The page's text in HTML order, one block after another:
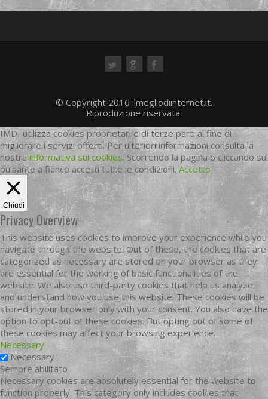
© Copyright 2016 ilmegliodiinternet.it.
Riproduzione riservata.
IMDI utilizza cookies proprietari e di terze parti al fine di
migliorare i servizi offerti. Per ulteriori informazioni consulta la
nostrainformativa sui cookies. Scorrendo la pagina o cliccando sul
pulsante a fianco accetti tutte le condizioni. Accetto
Chiudi
Privacy Overview
This website uses cookies to improve your experience while you
navigate through the website. Out of these, the cookies that are
categorized as necessary are stored on your browser as they
are essential for the working of basic functionalities of the
website. We also use third-party cookies that help us analyze
and understand how you use this website. These cookies will be
stored in your browser only with your consent. You also have the
option to opt-out of these cookies. But opting out of some of
these cookies may affect your browsing experience.
Necessary
Necessary
Sempre abilitato
Necessary cookies are absolutely essential for the website to
function properly. This category only includes cookies that